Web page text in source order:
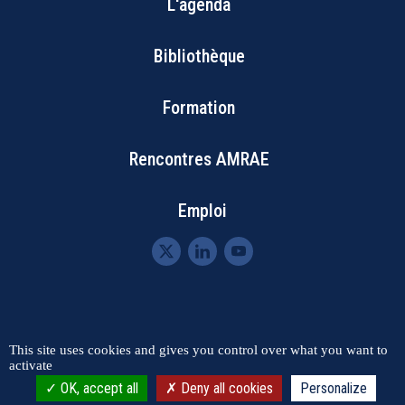
Footer
Menu
L'agenda
Bibliothèque
Formation
Rencontres AMRAE
Emploi
Menu
Pied
Contact
Plan du site
Mentions légales
RGPD
This site uses cookies and gives you control over what you want to
activate
OK, accept all Deny all cookies Personalize